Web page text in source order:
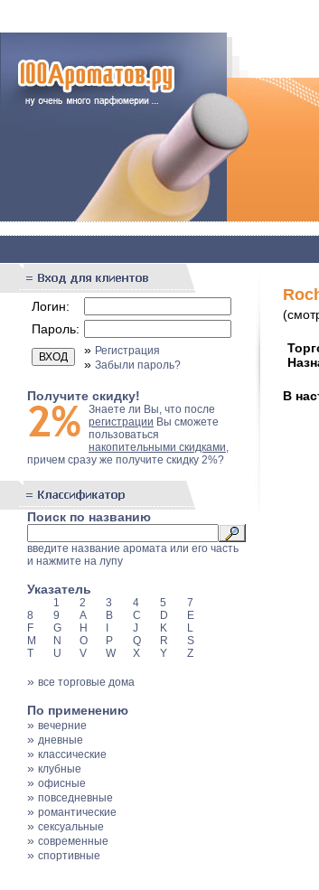
Логин:
Пароль:
» Регистрация
» Забыли пароль?
Получите скидку!
Знаете ли Вы, что после
регистрации Вы сможете
пользоваться
накопительными скидками,
причем сразу же получите скидку 2%?
Поиск по названию
введите название аромата или его часть
и нажмите на лупу
Указатель
1 2 3 4 5
7
8
9 A B C D
E
F
G H J K
L
M
N O P Q R
S
T
U V W X Y Z
» все торговые дома
По применению
» вечерние
» дневные
» классические
» клубные
» офисные
» повседневные
» романтические
» сексуальные
» современные
» спортивные
В